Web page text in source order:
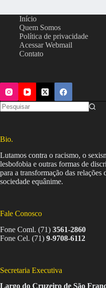
Início
Quem Somos
Política de privacidade
Acessar Webmail
Contato
Bio.
Lutamos contra o racismo, o
lesbofobia e outras formas de
para a transformação das relações
sociedade equânime.
Fale Conosco
Fone Coml. (71) 3561-2860
Fone Cel. (71) 9-9708-6112
Secretaria Executiva
Largo do Cruzeiro de São